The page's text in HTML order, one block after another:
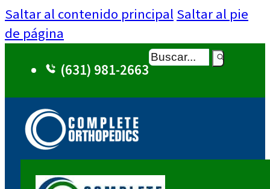
Saltar al contenido principal Saltar al pie
de página
(631) 981-2663
Buscar